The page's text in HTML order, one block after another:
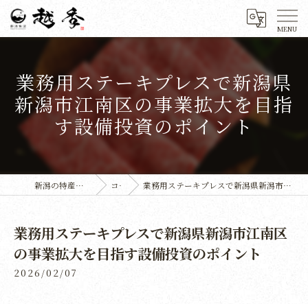
業務用ステーキプレスで新潟県
新潟市江南区の事業拡大を目指
す設備投資のポイント
新潟の特産品なら株式会社越季 コラム 業務用ステーキプレスで新潟県新潟市江南区の事業拡大を目指す設備投資のポイント
業務用ステーキプレスで新潟県新潟市江南区
の事業拡大を目指す設備投資のポイント
2026/02/07